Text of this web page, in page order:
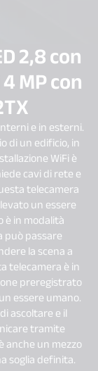
2,8 con
MP con
e in esterni.
di un edificio, in
WiFi è
cavi di rete e
telecamera
un essere
è in modalità
può passare
la scena a
telecamera è in
preregistrato
essere umano.
ascoltare e il
tramite
anche un mezzo
soglia definita.